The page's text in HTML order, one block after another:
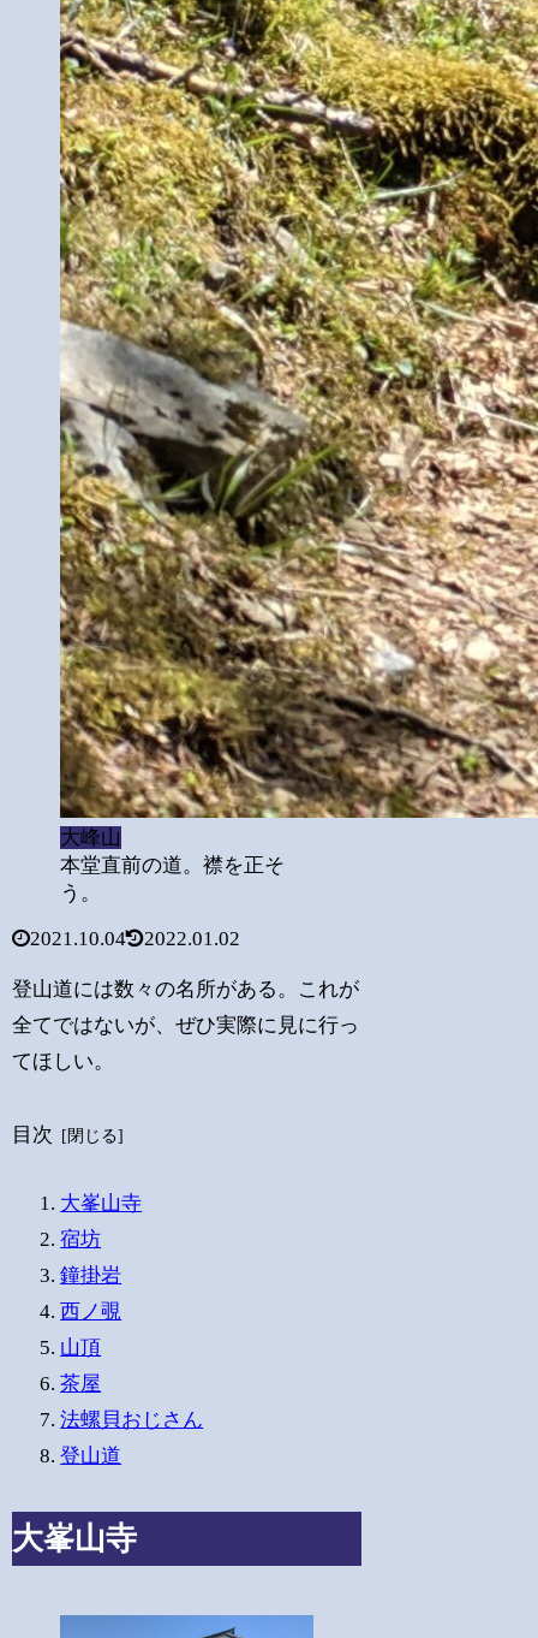
大峰山
本堂直前の道。襟を正そ
う。
2021.10.04
2022.01.02
登山道には数々の名所がある。これが
全てではないが、ぜひ実際に見に行っ
てほしい。
目次
大峯山寺
宿坊
鐘掛岩
西ノ覗
山頂
茶屋
法螺貝おじさん
登山道
大峯山寺